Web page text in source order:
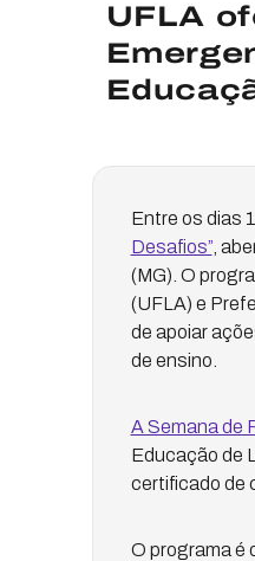
UFLA
Entre os dias
Desafios”,
(MG). O
(UFLA) e
de apoiar
de ensino.
A Semana de
Educação de
certificado de
O programa é